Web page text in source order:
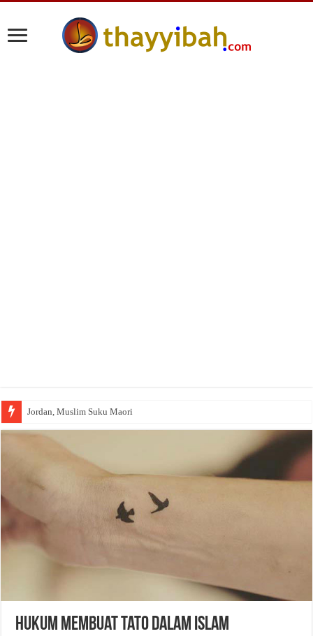
Jordan, Muslim Suku Maori
Hukum Membuat Tato dalam Islam